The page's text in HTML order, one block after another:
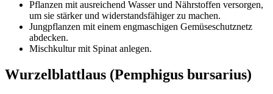
Pflanzen mit ausreichend Wasser und Nährstoffen versorgen,
um sie stärker und widerstandsfähiger zu machen.
Jungpflanzen mit einem engmaschigen Gemüseschutznetz
abdecken.
Mischkultur mit Spinat anlegen.
Wurzelblattlaus (Pemphigus bursarius)